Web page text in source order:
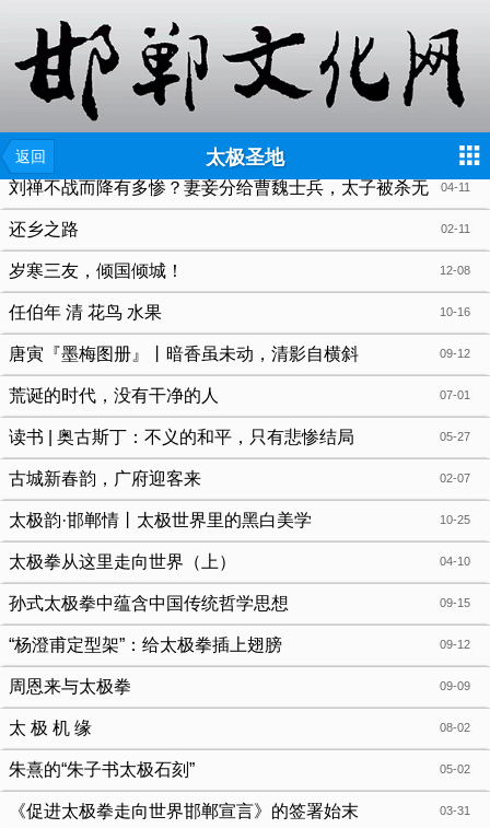
返回 太极圣地
04-11
刘禅不战而降有多惨？妻妾分给曹魏士兵，太子被杀无
能为力 02-11
还乡之路
12-08
岁寒三友，倾国倾城！
10-16
任伯年 清 花鸟 水果
09-12
唐寅『墨梅图册』丨暗香虽未动，清影自横斜
07-01
荒诞的时代，没有干净的人
05-27
读书 | 奥古斯丁：不义的和平，只有悲惨结局
02-07
古城新春韵，广府迎客来
10-25
太极韵·邯郸情丨太极世界里的黑白美学
04-10
太极拳从这里走向世界（上）
09-15
孙式太极拳中蕴含中国传统哲学思想
09-12
“杨澄甫定型架”：给太极拳插上翅膀
09-09
周恩来与太极拳
08-02
太 极 机 缘
05-02
朱熹的“朱子书太极石刻”
03-31
《促进太极拳走向世界邯郸宣言》的签署始末